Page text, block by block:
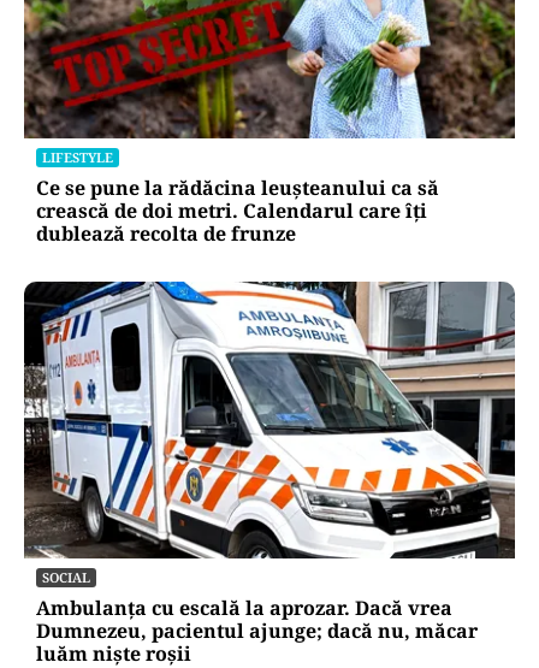
LIFESTYLE
Ce se pune la rădăcina leușteanului ca să
crească de doi metri. Calendarul care îți
dublează recolta de frunze
SOCIAL
Ambulanța cu escală la aprozar. Dacă vrea
Dumnezeu, pacientul ajunge; dacă nu, măcar
luăm niște roșii